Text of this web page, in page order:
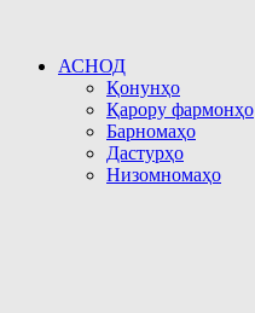
АСНОД
Қонунҳо
Қарору фармонҳо
Барномаҳо
Дастурҳо
Низомномаҳо